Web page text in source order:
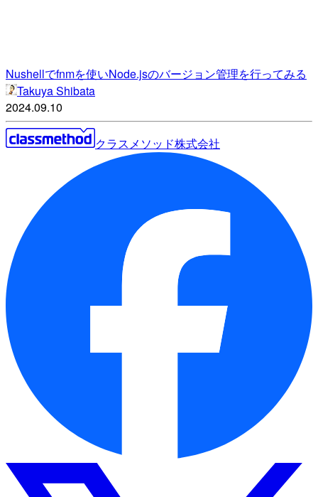
Nushellでfnmを使いNode.jsのバージョン管理を行ってみる
Takuya Shibata
2024.09.10
クラスメソッド株式会社